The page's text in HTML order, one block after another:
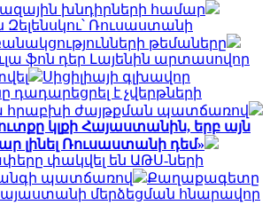
խնդիրների համար
Ռուսաստանի
թեմաները
ֆոն դեր Լայենին արտասովոր
Սիցիլիայի գլխավոր
է չվերթների
հրաբխի ժայթքման պատճառով
կլքի Հայաստանին, երբ այն
լինել Ռուսաստանի դեմ»
փակվել են ԱԹՍ-ների
պատճառով
Քաղաքագետը
մերձեցման հնարավոր